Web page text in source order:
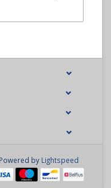
met dubbele
montage
voor een
worden
voor rally
by Lightspeed